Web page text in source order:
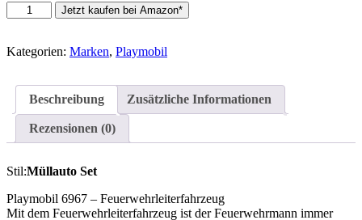
Playmobil
6967
Feuerwehrleiterfahrzeug
Müllauto
Menge
Jetzt kaufen bei Amazon*
Kategorien: Marken, Playmobil
Beschreibung Zusätzliche Informationen
Rezensionen (0)
Stil:Müllauto Set
Playmobil 6967 – Feuerwehrleiterfahrzeug
Mit dem Feuerwehrleiterfahrzeug ist der Feuerwehrmann immer